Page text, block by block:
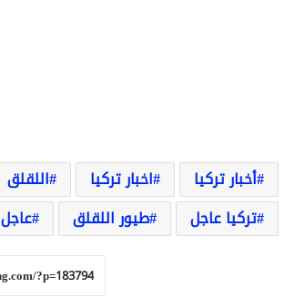
أخبار تركيا اخبار تركيا اللقلق
تركيا عاجل
طيور اللقلق